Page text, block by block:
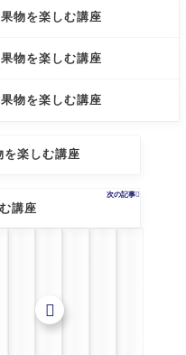
物を楽しむ講座
物を楽しむ講座
物を楽しむ講座
を楽しむ講座
次の記事
講座
